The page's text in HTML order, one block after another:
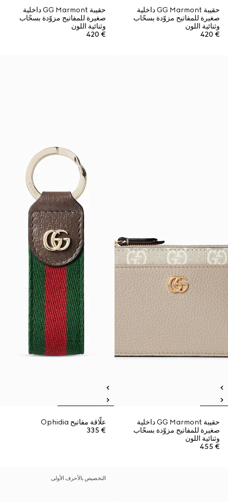
حقيبة GG Marmont داخلية
صغيرة للمفاتيح مزوّدة بسحّاب
وثنائية اللون
€ 420
حقيبة GG Marmont داخلية
صغيرة للمفاتيح مزوّدة بسحّاب
وثنائية اللون
€ 420
حقيبة GG Marmont داخلية
صغيرة للمفاتيح مزوّدة بسحّاب
وثنائية اللون
€ 455
علّاقة مفاتيح Ophidia
€ 335
التخصيص بالأحرف الأولى